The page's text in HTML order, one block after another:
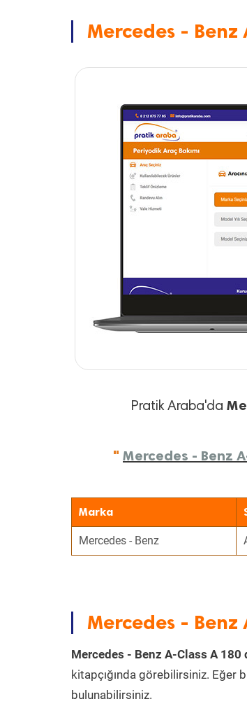
Mercedes - Benz
Pratik Araba'da
" Mercedes - Benz
Marka
Mercedes - Benz
Mercedes - Benz
Mercedes - Benz A-Class A 180
kitapçığında görebilirsiniz. Eğer
bulunabilirsiniz.